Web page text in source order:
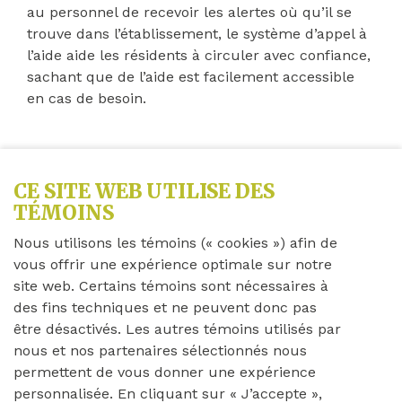
au personnel de recevoir les alertes où qu’il se
trouve dans l’établissement, le système d’appel à
l’aide aide les résidents à circuler avec confiance,
sachant que de l’aide est facilement accessible
en cas de besoin.
2
Continuum de soins
La Résidence Wales Home est unique,
car elle offre un continuum de soins,
CE SITE WEB UTILISE DES
TÉMOINS
Nous utilisons les témoins (« cookies ») afin de
vous offrir une expérience optimale sur notre
site web. Certains témoins sont nécessaires à
des fins techniques et ne peuvent donc pas
être désactivés. Les autres témoins utilisés par
nous et nos partenaires sélectionnés nous
permettent de vous donner une expérience
personnalisée. En cliquant sur « J’accepte »,